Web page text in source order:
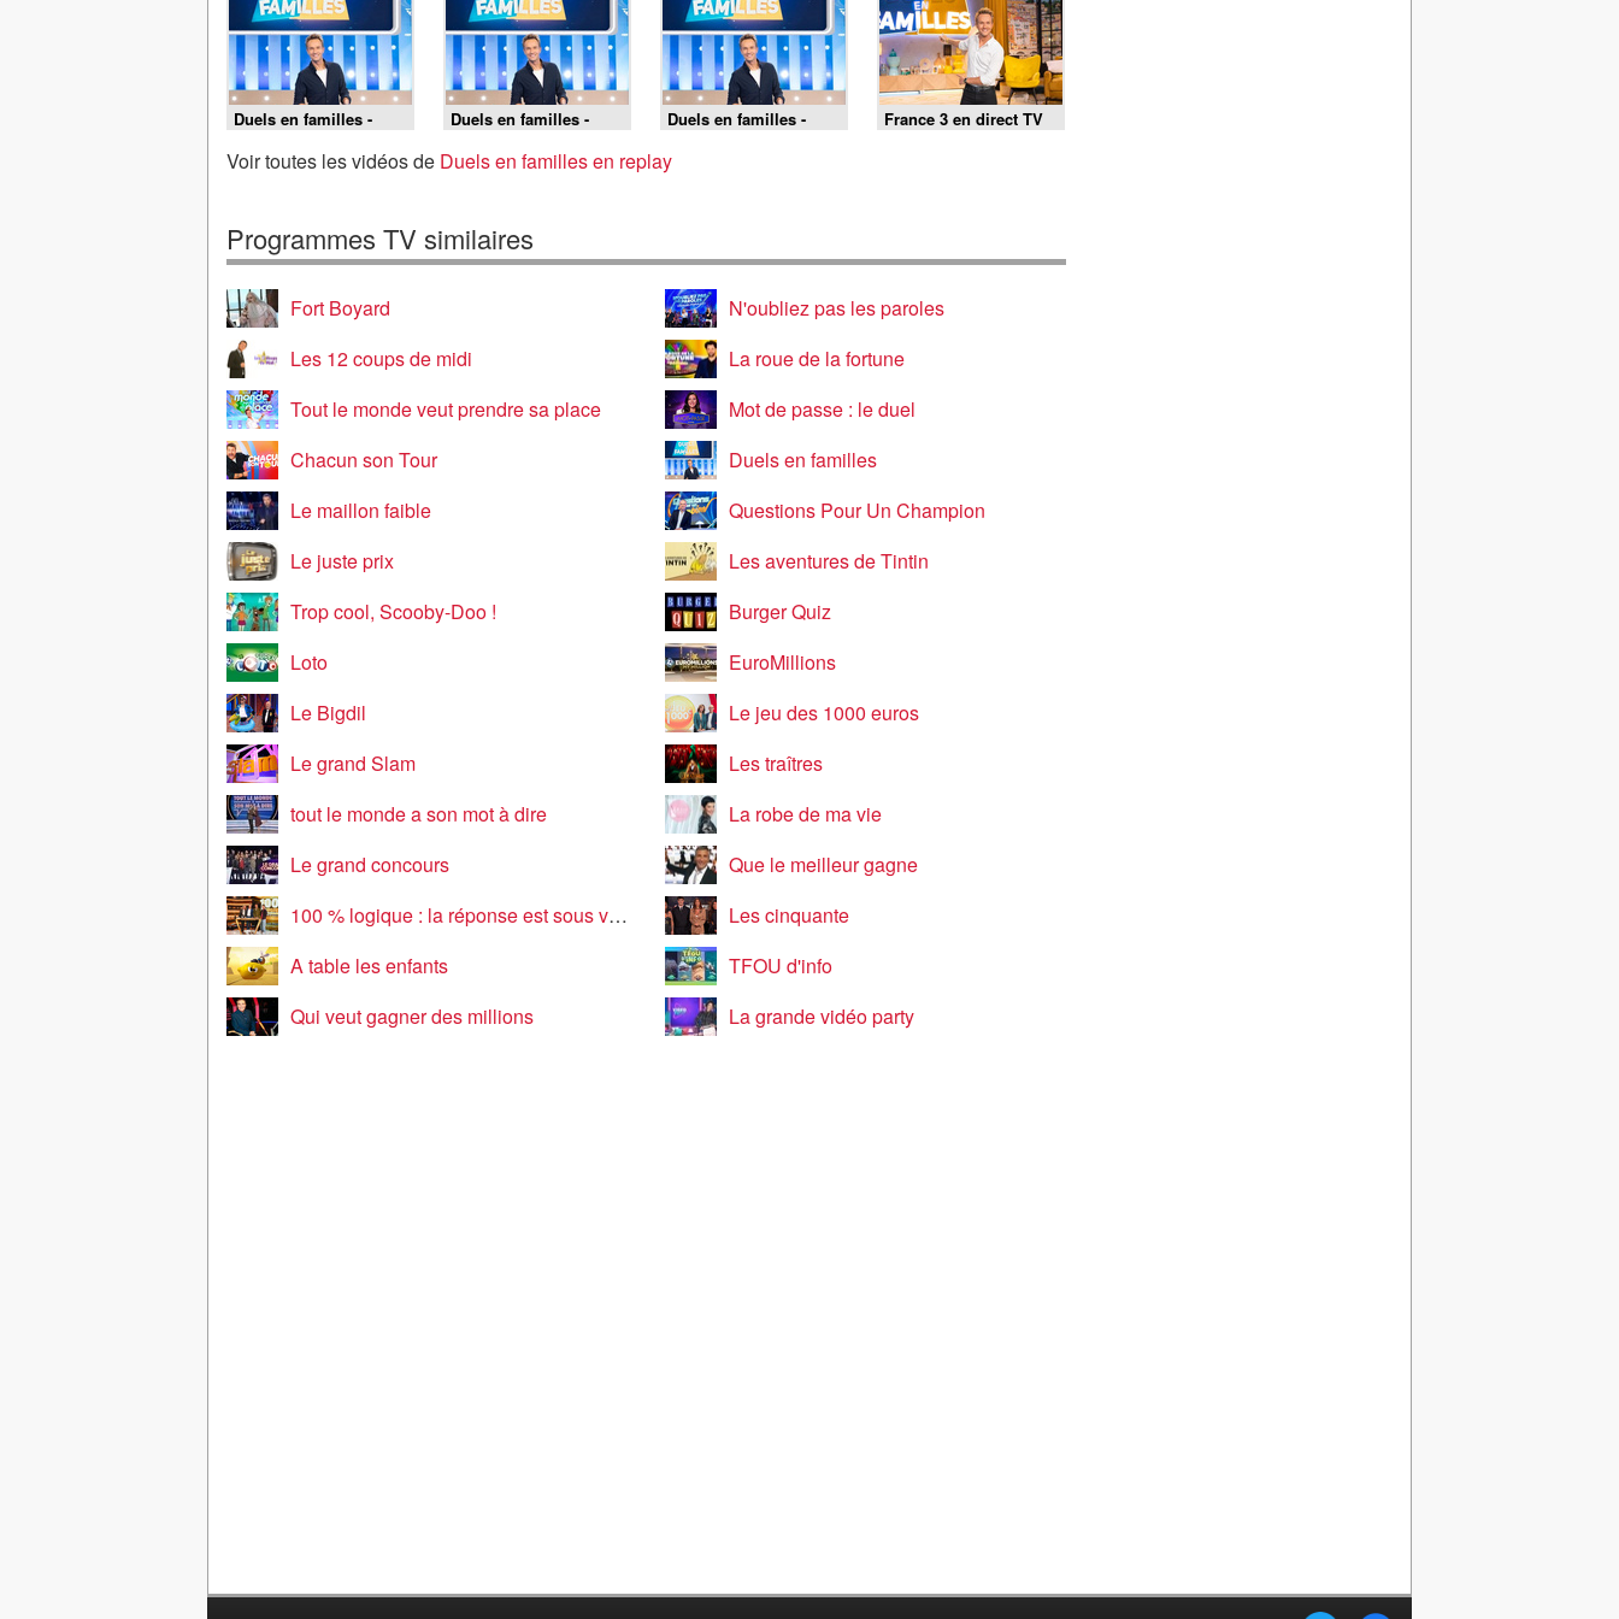
Duels en familles -
06/08/2026
Duels en familles -
05/08/2026
Duels en familles -
04/08/2026
France 3 en direct TV
Voir toutes les vidéos de Duels en familles en replay
Programmes TV similaires
Fort Boyard
N'oubliez pas les paroles
Les 12 coups de midi
La roue de la fortune
Tout le monde veut prendre sa place
Mot de passe : le duel
Chacun son Tour
Duels en familles
Le maillon faible
Questions Pour Un Champion
Le juste prix
Les aventures de Tintin
Trop cool, Scooby-Doo !
Burger Quiz
Loto
EuroMillions
Le Bigdil
Le jeu des 1000 euros
Le grand Slam
Les traîtres
tout le monde a son mot à dire
La robe de ma vie
Le grand concours
Que le meilleur gagne
100 % logique : la réponse est sous vos yeux
Les cinquante
A table les enfants
TFOU d'info
Qui veut gagner des millions
La grande vidéo party